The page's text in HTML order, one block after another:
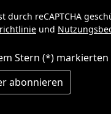
durch reCAPTCHA
und
Stern (*)
abonnieren